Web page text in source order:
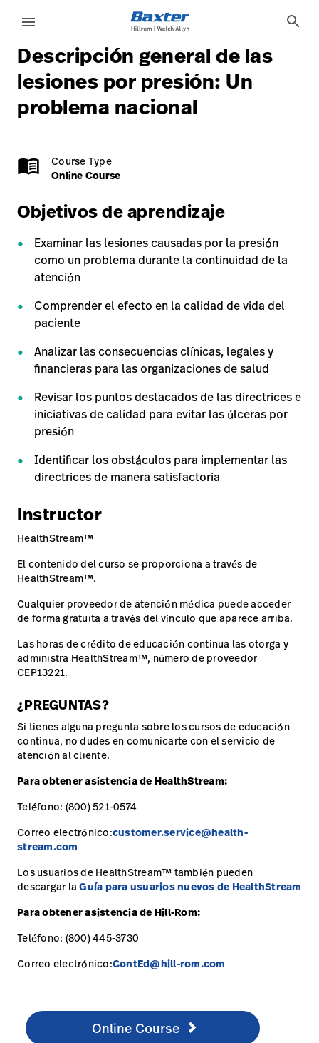
Soluciones
Productos
Conocimientos
Comunícate
con nosotros
Carreras launch
Portal
Update
Profile
Cerrar
Comunícate
Carreras launch
Baxter.com launch
Portal
menu search
Descripción general de las
lesiones por presión: Un
problema nacional
menu_book Course Type
Online Course
Objetivos de aprendizaje
Examinar las lesiones causadas por la presión
como un problema durante la continuidad de la
atención
Comprender el efecto en la calidad de vida del
paciente
Analizar las consecuencias clínicas, legales y
financieras para las organizaciones de salud
Revisar los puntos destacados de las directrices e
iniciativas de calidad para evitar las úlceras por
presión
Identificar los obstáculos para implementar las
directrices de manera satisfactoria
Instructor
HealthStream™
El contenido del curso se proporciona a través de
HealthStream™.
Cualquier proveedor de atención médica puede acceder
de forma gratuita a través del vínculo que aparece arriba.
Las horas de crédito de educación continua las otorga y
administra HealthStream™, número de proveedor
CEP13221.
¿PREGUNTAS?
Si tienes alguna pregunta sobre los cursos de educación
continua, no dudes en comunicarte con el servicio de
atención al cliente.
Para obtener asistencia de HealthStream:
Teléfono: (800) 521-0574
Correo electrónico:customer.service@health-
stream.com
Los usuarios de HealthStream™ también pueden
descargar laGuía para usuarios nuevos de HealthStream
Para obtener asistencia de Hill-Rom:
Teléfono: (800) 445-3730
Correo electrónico:ContEd@hill-rom.com
Online Course
http://www.healthstream.com/hlc/hillromcourses
Online Course